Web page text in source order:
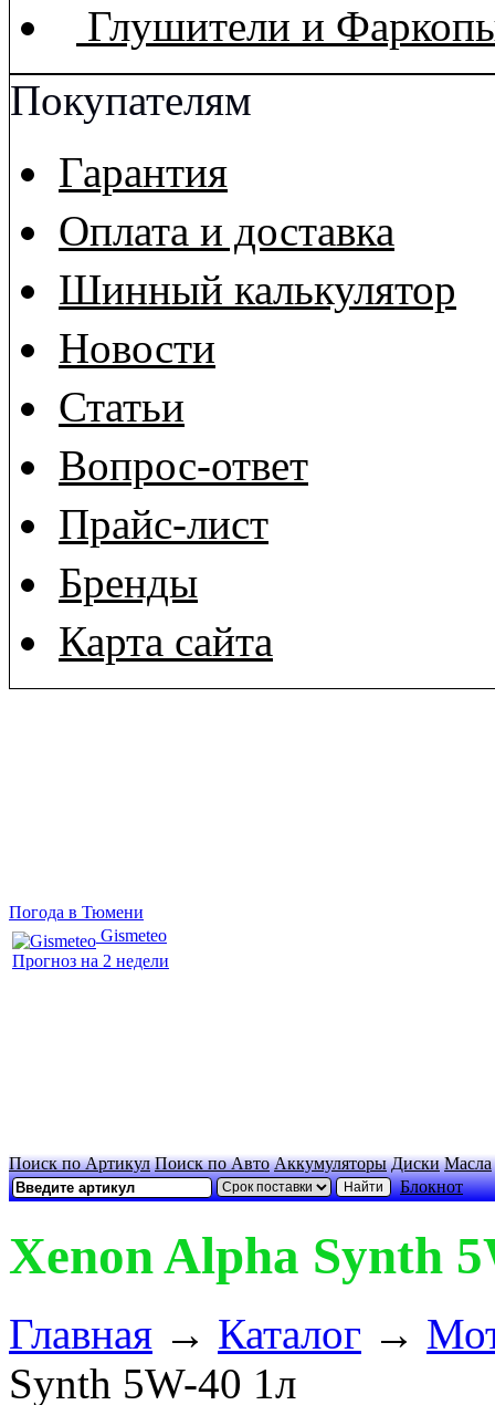
Глушители и
Покупателям
Гарантия
Оплата и доставка
Шинный калькулятор
Новости
Статьи
Вопрос-ответ
Прайс-лист
Бренды
Карта сайта
Погода в Тюмени
Gismeteo
Прогноз на 2 недели
Поиск по Артикул Поиск по Авто Аккумуляторы Диски Масла
Блокнот
Xenon Alpha Synth
Главная → Каталог →
Synth 5W-40 1л